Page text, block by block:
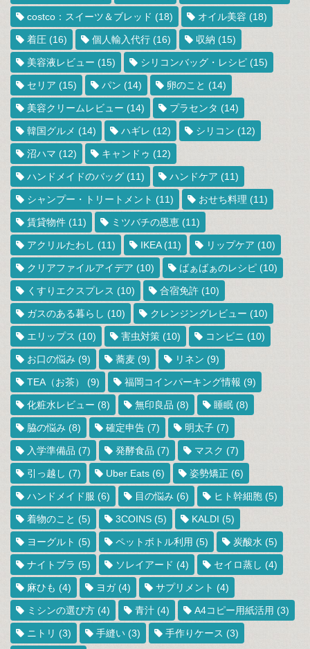
costco：スイーツ＆ブレッド (18) オイル美容 (18)
着圧 (16) 個人輸入代行 (16) 収納 (15)
美容液レビュー (15) シリコンバッグ・レシピ (15)
セリア (15) パン (14) 卵のこと (14)
美容クリームレビュー (14) プラセンタ (14)
韓国グルメ (14) ハギレ (12) シリコン (12)
沼ハマ (12) キャンドゥ (12)
ハンドメイドのバッグ (11) ハンドケア (11)
シャンプー・トリートメント (11) おせち料理 (11)
賃貸物件 (11) ミツバチの恩恵 (11)
アクリルたわし (11) IKEA(11) リップケア (10)
クリアファイルアイデア (10) ばぁばぁのレシピ (10)
くすりエクスプレス (10) 合宿免許 (10)
ガスのある暮らし (10) クレンジングレビュー (10)
エリップス (10) 害虫対策 (10) コンビニ (10)
お口の悩み (9) 蕎麦 (9) リネン (9)
TEA（お茶） (9) 福岡コインパーキング情報 (9)
化粧水レビュー (8) 無印良品 (8) 睡眠 (8)
脇の悩み (8) 確定申告 (7) 明太子 (7)
入学準備品 (7) 発酵食品 (7) マスク (7)
引っ越し (7) Uber Eats (6) 姿勢矯正 (6)
ハンドメイド服 (6) 目の悩み (6) ヒト幹細胞 (5)
着物のこと (5) 3COINS (5) KALDI (5)
ヨーグルト (5) ペットボトル利用 (5) 炭酸水 (5)
ナイトブラ (5) ソレイアード (4) セイロ蒸し (4)
麻ひも (4) ヨガ(4) サプリメント (4)
ミシンの選び方 (4) 青汁 (4) A4コピー用紙活用 (3)
ニトリ (3) 手縫い (3) 手作りケース (3)